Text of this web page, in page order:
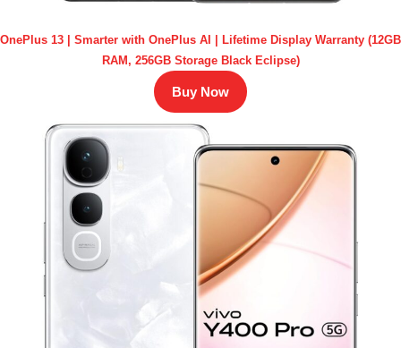
OnePlus 13 | Smarter with OnePlus AI | Lifetime Display Warranty (12GB
RAM, 256GB Storage Black Eclipse)
Buy Now